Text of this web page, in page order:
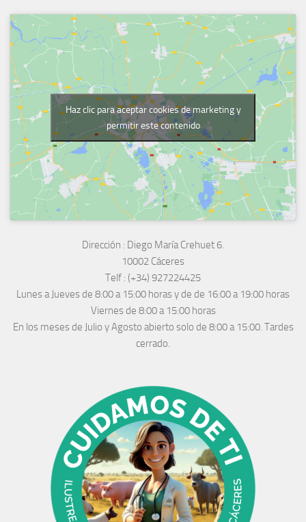
Haz clic para aceptar cookies de marketing y
permitir este contenido
Dirección : Diego María Crehuet 6.
10002 Cáceres
Telf : (+34) 927224425
Lunes a Jueves de 8:00 a 15:00 horas y de de 16:00 a 19:00 horas
Viernes de 8:00 a 15:00 horas
En los meses de Julio y Agosto abierto solo de 8:00 a 15:00. Tardes
cerrado.